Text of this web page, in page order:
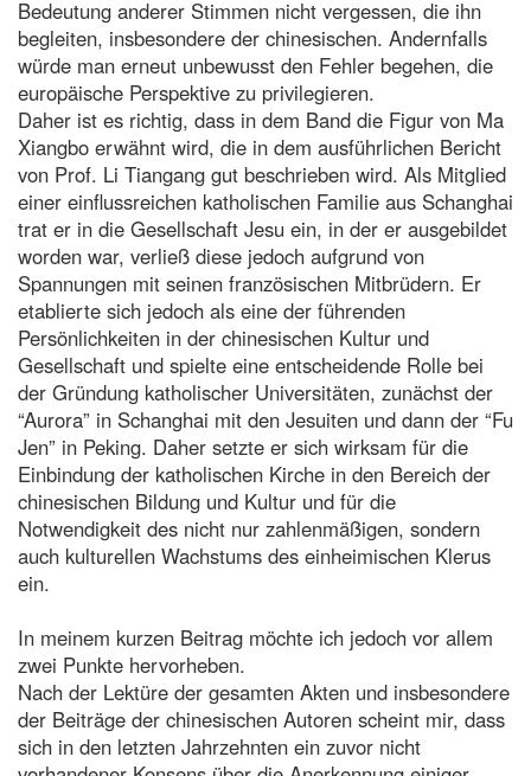
Bedeutung anderer Stimmen nicht vergessen, die ihn
begleiten, insbesondere der chinesischen. Andernfalls
würde man erneut unbewusst den Fehler begehen, die
europäische Perspektive zu privilegieren.
Daher ist es richtig, dass in dem Band die Figur von Ma
Xiangbo erwähnt wird, die in dem ausführlichen Bericht
von Prof. Li Tiangang gut beschrieben wird. Als Mitglied
einer einflussreichen katholischen Familie aus Schanghai
trat er in die Gesellschaft Jesu ein, in der er ausgebildet
worden war, verließ diese jedoch aufgrund von
Spannungen mit seinen französischen Mitbrüdern. Er
etablierte sich jedoch als eine der führenden
Persönlichkeiten in der chinesischen Kultur und
Gesellschaft und spielte eine entscheidende Rolle bei
der Gründung katholischer Universitäten, zunächst der
“Aurora” in Schanghai mit den Jesuiten und dann der “Fu
Jen” in Peking. Daher setzte er sich wirksam für die
Einbindung der katholischen Kirche in den Bereich der
chinesischen Bildung und Kultur und für die
Notwendigkeit des nicht nur zahlenmäßigen, sondern
auch kulturellen Wachstums des einheimischen Klerus
ein.
In meinem kurzen Beitrag möchte ich jedoch vor allem
zwei Punkte hervorheben.
Nach der Lektüre der gesamten Akten und insbesondere
der Beiträge der chinesischen Autoren scheint mir, dass
sich in den letzten Jahrzehnten ein zuvor nicht